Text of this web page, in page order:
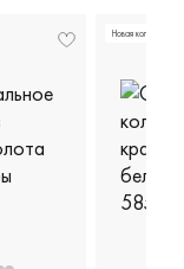
Новая коллекция